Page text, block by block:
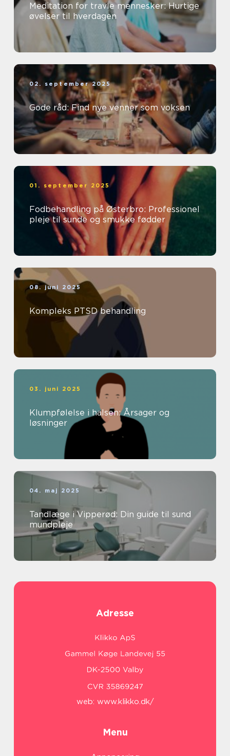
Meditation for travle mennesker: Hurtige
øvelser til hverdagen
02. september 2025
Gode råd: Find nye venner som voksen
01. september 2025
Fodbehandling på Østerbro: Professionel
pleje til sunde og smukke fødder
08. juni 2025
Kompleks PTSD behandling
03. juni 2025
Klumpfølelse i halsen: Årsager og
løsninger
04. maj 2025
Tandlæge i Vipperød: Din guide til sund
mundpleje
Adresse
web: www.klikko.dk/
Menu